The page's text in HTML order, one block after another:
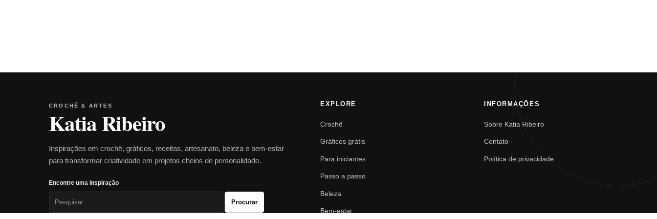
CROCHÊ & ARTES
Katia Ribeiro
Inspirações em crochê, gráficos, receitas, artesanato, beleza e bem-estar
para transformar criatividade em projetos cheios de personalidade.
Encontre uma inspiração
Procurar
EXPLORE
Crochê
Gráficos grátis
Para iniciantes
Passo a passo
Beleza
Bem-estar
INFORMAÇÕES
Sobre Katia Ribeiro
Contato
Política de privacidade